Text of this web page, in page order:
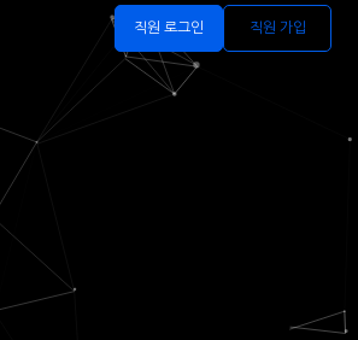
직원 로그인 직원 가입